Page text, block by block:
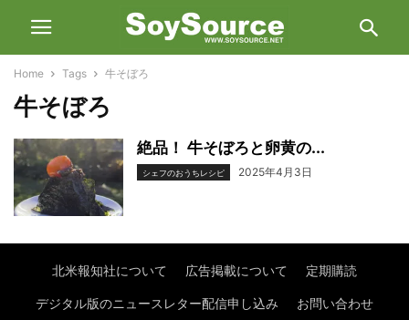
Home Tags 牛そぼろ
牛そぼろ
絶品！ 牛そぼろと卵黄の...
シェフのおうちレシピ 2025年4月3日
北米報知社について 広告掲載について 定期購読
デジタル版のニュースレター配信申し込み お問い合わせ